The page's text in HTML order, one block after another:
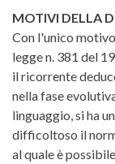
MOTIVI DELLA
Con l'unico
legge n. 381 del
il ricorrente
nella fase
linguaggio, si ha
difficoltoso il
al quale è